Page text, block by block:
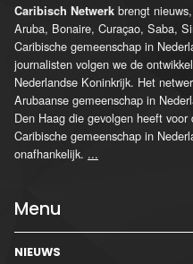
Caribisch Netwerk brengt
Aruba, Bonaire, Curaçao, Saba,
Caribische gemeenschap in
journalisten volgen we de
Nederlandse Koninkrijk. Het
Arubaanse gemeenschap in
Den Haag die gevolgen heeft
Caribische gemeenschap in
onafhankelijk. ...
Menu
NIEUWS